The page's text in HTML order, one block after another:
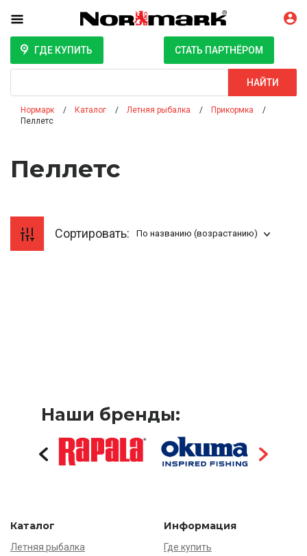
ГДЕ КУПИТЬ СТАТЬ ПАРТНЁРОМ
НАЙТИ
Нормарк Каталог Летняя рыбалка
Прикормка
Пеллетс
Пеллетс
Сортировать: По названию (возрастанию)
Наши бренды:
Каталог
Летняя рыбалка
Информация
Где купить